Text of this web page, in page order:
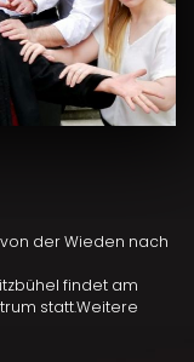
der Wieden nach
findet am
statt.Weitere